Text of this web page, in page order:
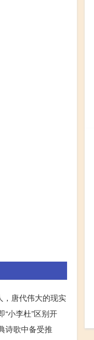
，唐代伟大的现实
“小李杜”区别开
诗歌中备受推